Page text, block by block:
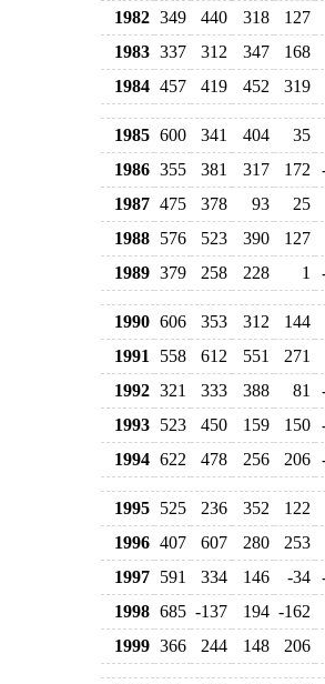
1982 349 440 318
127
1983 337 312 347
168
1984 457 419 452 319
1985 600 341 404
35
1986 355 381 317 172
1987 475 378 93
25
1988 576 523 390
127
1989 379 258 228 1
1990 606 353 312
144
1991
558 612 551
271
1992 321 333 388 81
1993 523 450 159 150
1994 622 478 256 206
1995 525 236 352
122
1996 407 607 280
253
1997 591 334 146 -34
1998 685 -137 194 -162
1999 366 244 148 206